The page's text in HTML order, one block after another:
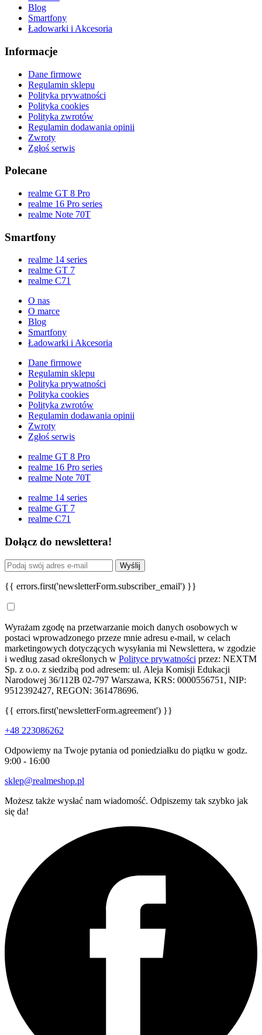
Blog
Smartfony
Ładowarki i Akcesoria
Informacje
Dane firmowe
Regulamin sklepu
Polityka prywatności
Polityka cookies
Polityka zwrotów
Regulamin dodawania opinii
Zwroty
Zgłoś serwis
Polecane
realme GT 8 Pro
realme 16 Pro series
realme Note 70T
Smartfony
realme 14 series
realme GT 7
realme C71
O nas
O marce
Blog
Smartfony
Ładowarki i Akcesoria
Dane firmowe
Regulamin sklepu
Polityka prywatności
Polityka cookies
Polityka zwrotów
Regulamin dodawania opinii
Zwroty
Zgłoś serwis
realme GT 8 Pro
realme 16 Pro series
realme Note 70T
realme 14 series
realme GT 7
realme C71
Dołącz do newslettera!
Wyślij
{{ errors.first('newsletterForm.subscriber_email') }}
Wyrażam zgodę na przetwarzanie moich danych osobowych w
postaci wprowadzonego przeze mnie adresu e-mail, w celach
marketingowych dotyczących wysyłania mi Newslettera, w zgodzie
i według zasad określonych w Polityce prywatności przez: NEXTM
Sp. z o.o. z siedzibą pod adresem: ul. Aleja Komisji Edukacji
Narodowej 36/112B 02-797 Warszawa, KRS: 0000556751, NIP:
9512392427, REGON: 361478696.
{{ errors.first('newsletterForm.agreement') }}
+48 223086262
Odpowiemy na Twoje pytania od poniedziałku do piątku w godz.
9:00 - 16:00
sklep@realmeshop.pl
Możesz także wysłać nam wiadomość. Odpiszemy tak szybko jak
się da!